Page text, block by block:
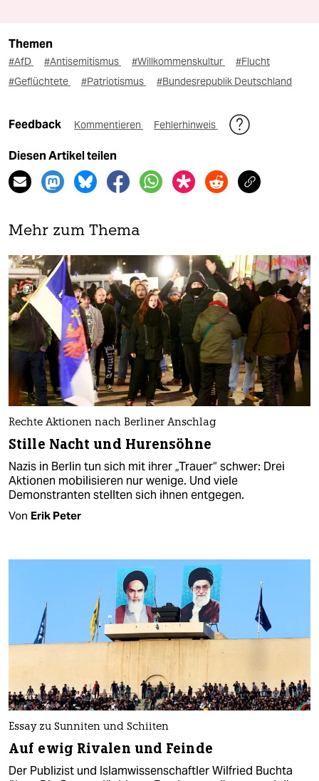
Themen
#AfD #Antisemitismus #Willkommenskultur
#Flucht
#Geflüchtete
#Patriotismus #Bundesrepublik Deutschland
Feedback Kommentieren Fehlerhinweis
Diesen Artikel teilen
Mehr zum Thema
Rechte Aktionen nach Berliner Anschlag
Stille Nacht und Hurensöhne
Nazis in Berlin tun sich mit ihrer „Trauer“ schwer: Drei
Aktionen mobilisieren nur wenige. Und viele
Demonstranten stellten sich ihnen entgegen.
Von Erik Peter
Essay zu Sunniten und Schiiten
Auf ewig Rivalen und Feinde
Der Publizist und Islamwissenschaftler Wilfried Buchta